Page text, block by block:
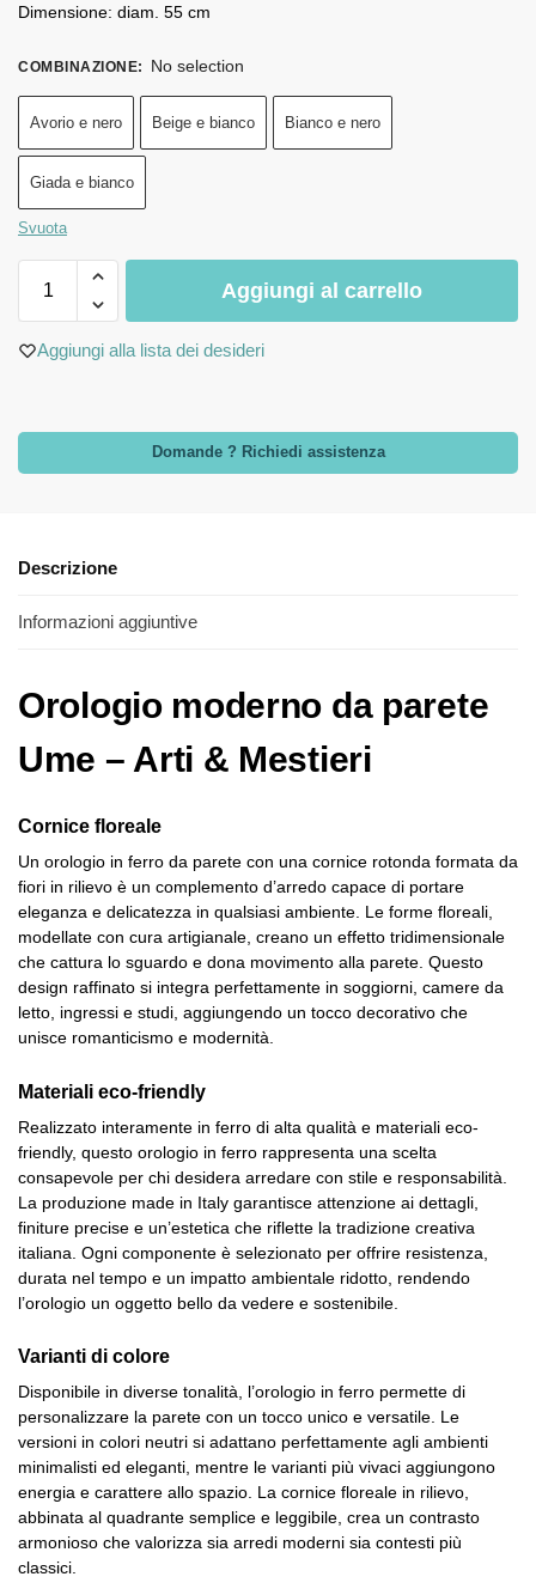
Dimensione: diam. 55 cm
COMBINAZIONE: No selection
Avorio e nero Beige e bianco Bianco e nero
Giada e bianco
Svuota
Aggiungi al carrello
Aggiungi alla lista dei desideri
Domande ? Richiedi assistenza
Descrizione
Informazioni aggiuntive
Orologio moderno da parete
Ume – Arti & Mestieri
Cornice floreale
Un orologio in ferro da parete con una cornice rotonda formata da
fiori in rilievo è un complemento d’arredo capace di portare
eleganza e delicatezza in qualsiasi ambiente. Le forme floreali,
modellate con cura artigianale, creano un effetto tridimensionale
che cattura lo sguardo e dona movimento alla parete. Questo
design raffinato si integra perfettamente in soggiorni, camere da
letto, ingressi e studi, aggiungendo un tocco decorativo che
unisce romanticismo e modernità.
Materiali eco-friendly
Realizzato interamente in ferro di alta qualità e materiali eco-
friendly, questo orologio in ferro rappresenta una scelta
consapevole per chi desidera arredare con stile e responsabilità.
La produzione made in Italy garantisce attenzione ai dettagli,
finiture precise e un’estetica che riflette la tradizione creativa
italiana. Ogni componente è selezionato per offrire resistenza,
durata nel tempo e un impatto ambientale ridotto, rendendo
l’orologio un oggetto bello da vedere e sostenibile.
Varianti di colore
Disponibile in diverse tonalità, l’orologio in ferro permette di
personalizzare la parete con un tocco unico e versatile. Le
versioni in colori neutri si adattano perfettamente agli ambienti
minimalisti ed eleganti, mentre le varianti più vivaci aggiungono
energia e carattere allo spazio. La cornice floreale in rilievo,
abbinata al quadrante semplice e leggibile, crea un contrasto
armonioso che valorizza sia arredi moderni sia contesti più
classici.